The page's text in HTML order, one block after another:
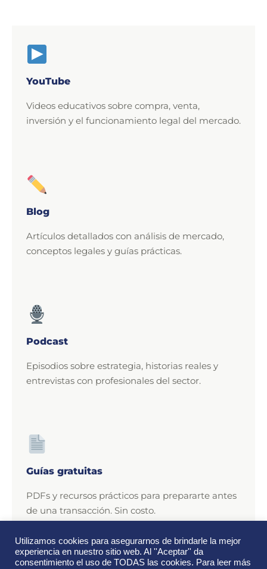
YouTube
Videos educativos sobre compra, venta,
inversión y el funcionamiento legal del mercado.
Blog
Artículos detallados con análisis de mercado,
conceptos legales y guías prácticas.
Podcast
Episodios sobre estrategia, historias reales y
entrevistas con profesionales del sector.
Guías gratuitas
PDFs y recursos prácticos para prepararte antes
de una transacción. Sin costo.
Utilizamos cookies para asegurarnos de brindarle la mejor
experiencia en nuestro sitio web. Al ''Aceptar'' da
consentimiento el uso de TODAS las cookies. Para leer más